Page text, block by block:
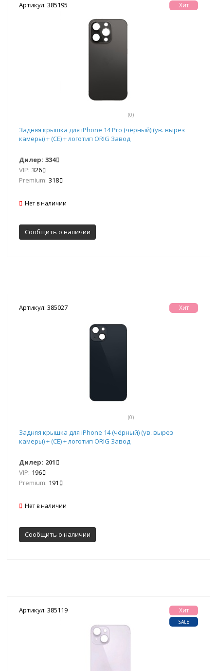
Артикул: 385195
(0)
Хит
Задняя крышка для iPhone 14 Pro (чёрный) (ув. вырез
камеры) + (СЕ) + логотип ORIG Завод
Дилер: 334
VIP: 326
Premium: 318
Нет в наличии
Сообщить о наличии
Артикул: 385027
(0)
Хит
Задняя крышка для iPhone 14 (чёрный) (ув. вырез
камеры) + (СЕ) + логотип ORIG Завод
Дилер: 201
VIP: 196
Premium: 191
Нет в наличии
Сообщить о наличии
Артикул: 385119 Хит
SALE